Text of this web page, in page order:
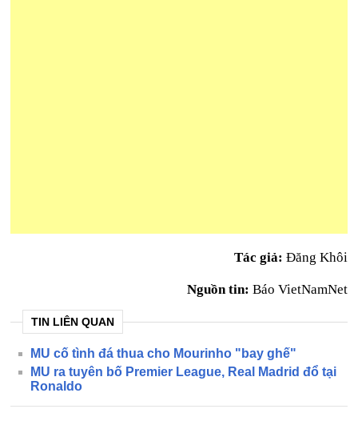
Tác giả: Đăng Khôi
Nguồn tin: Báo VietNamNet
TIN LIÊN QUAN
MU cố tình đá thua cho Mourinho "bay ghế"
MU ra tuyên bố Premier League, Real Madrid đổ tại
Ronaldo